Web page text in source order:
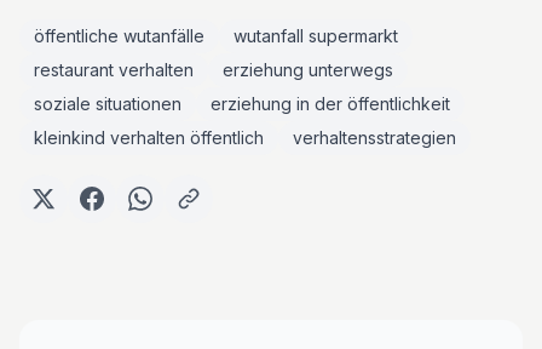
öffentliche wutanfälle
wutanfall supermarkt
restaurant verhalten
erziehung unterwegs
soziale situationen
erziehung in der öffentlichkeit
kleinkind verhalten öffentlich
verhaltensstrategien